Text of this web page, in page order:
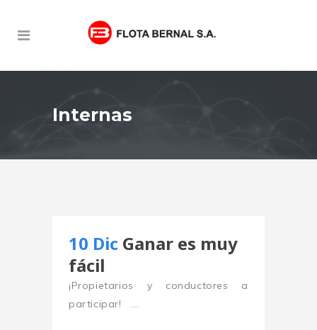
Internas
10 Dic Ganar es muy
fácil
¡Propietarios y conductores a
participar! ...